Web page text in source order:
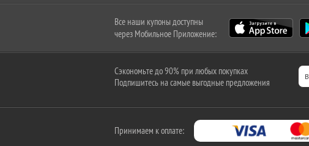
Все наши купоны доступны
через Мобильное Приложение:
Сэкономьте до 90% при любых покупках
Подпишитесь на самые выгодные предложения
Принимаем к оплате: